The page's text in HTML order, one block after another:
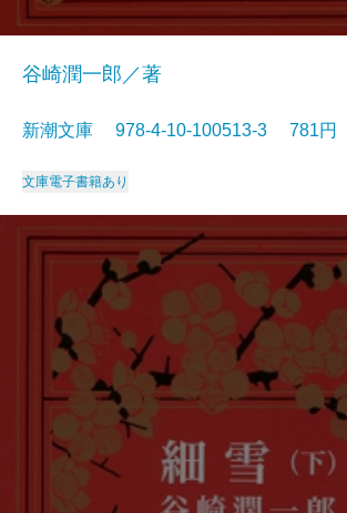
谷崎潤一郎／著
新潮文庫 978-4-10-100513-3 781円
文庫電子書籍あり